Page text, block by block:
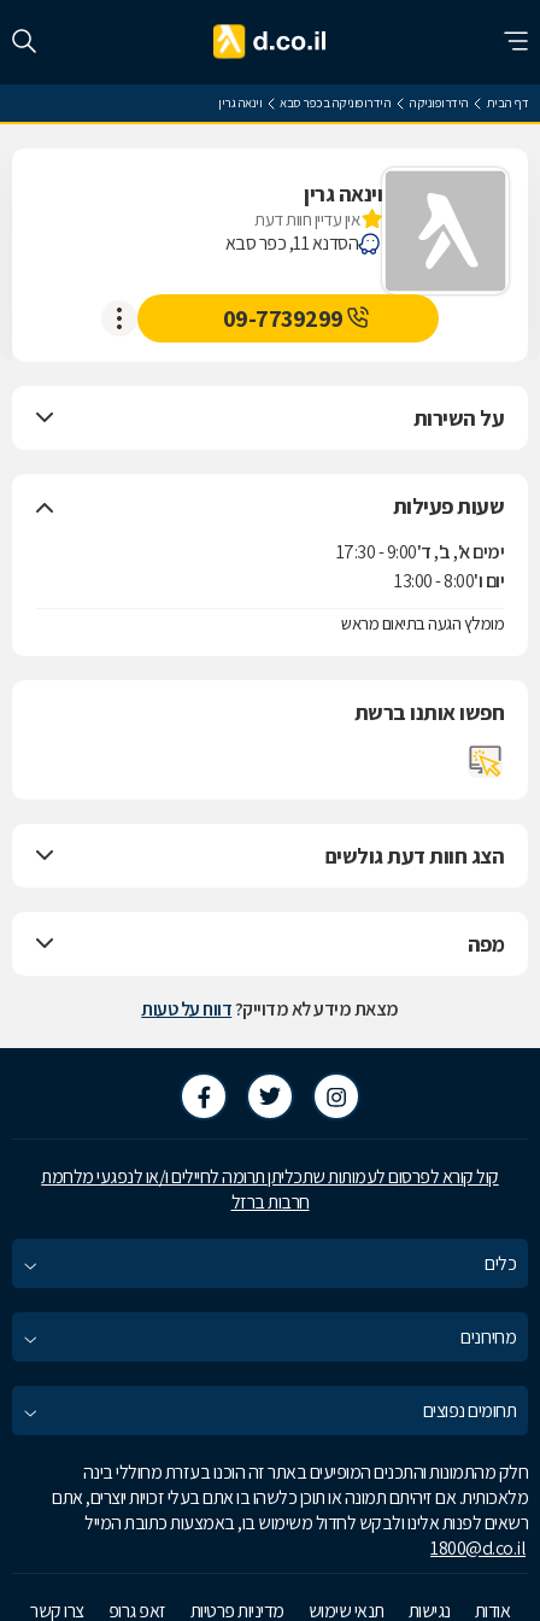
דף הבית הידרופוניקה הידרופוניקה בכפר סבא וינאה גרין
וינאה גרין
אין עדיין חוות דעת
הסדנא 11, כפר סבא
09-7739299
על השירות
שעות פעילות
ימים א', ב', ד'9:00 - 17:30
יום ו'8:00 - 13:00
מומלץ הגעה בתיאום מראש
חפשו אותנו ברשת
הצג חוות דעת גולשים
מפה
מצאת מידע לא מדוייק?דווח על טעות
קול קורא לפרסום לעמותות שתכליתן תרומה לחיילים ו/או לנפגעי מלחמת
חרבות ברזל
כלים
מחירונים
תחומים נפוצים
חלק מהתמונות והתכנים המופיעים באתר זה הוכנו בעזרת מחוללי בינה
מלאכותית. אם זיהיתם תמונה או תוכן כלשהו בו אתם בעלי זכויות יוצרים, אתם
רשאים לפנות אלינו ולבקש לחדול משימוש בו, באמצעות כתובת המייל
1800@d.co.il
אודות נגישות תנאי שימוש מדיניות פרטיות זאפ גרופ צרו קשר